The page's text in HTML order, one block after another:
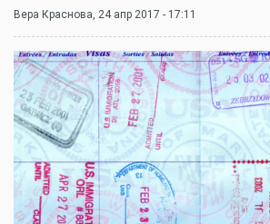
Вера Краснова , 24 апр 2017 - 17:11